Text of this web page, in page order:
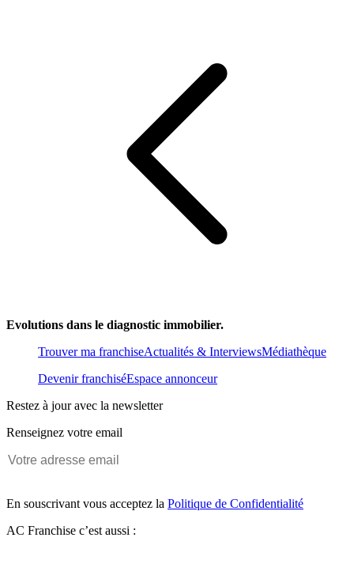
Evolutions dans le diagnostic immobilier.
Trouver ma franchiseActualités & InterviewsMédiathèque
Devenir franchiséEspace annonceur
Restez à jour avec la newsletter
Renseignez votre email
En souscrivant vous acceptez la Politique de Confidentialité
AC Franchise c’est aussi :